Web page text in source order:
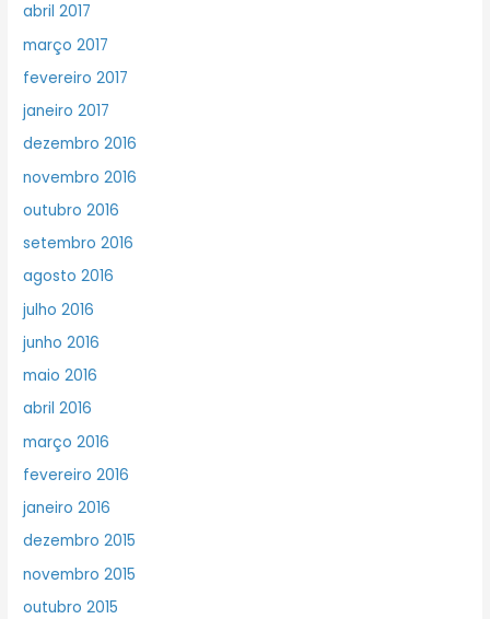
abril 2017
março 2017
fevereiro 2017
janeiro 2017
dezembro 2016
novembro 2016
outubro 2016
setembro 2016
agosto 2016
julho 2016
junho 2016
maio 2016
abril 2016
março 2016
fevereiro 2016
janeiro 2016
dezembro 2015
novembro 2015
outubro 2015